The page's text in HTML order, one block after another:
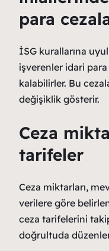
para
İSG kurallarına
işverenler idari para
kalabilirler. Bu
değişiklik gösterir.
Ceza
tarifeler
Ceza miktarları,
verilere göre
ceza tarifelerini
doğrultuda